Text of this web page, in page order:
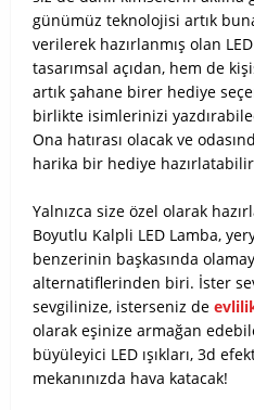
günümüz teknolojisi artık
verilerek hazırlanmış olan
tasarımsal açıdan, hem de
artık şahane birer hediye
birlikte isimlerinizi
Ona hatırası olacak ve
harika bir hediye
Yalnızca size özel olarak
Boyutlu Kalpli LED Lamba,
benzerinin başkasında
alternatiflerinden biri. İster
sevgilinize, isterseniz de
olarak eşinize armağan
büyüleyici LED ışıkları, 3d
mekanınızda hava katacak!